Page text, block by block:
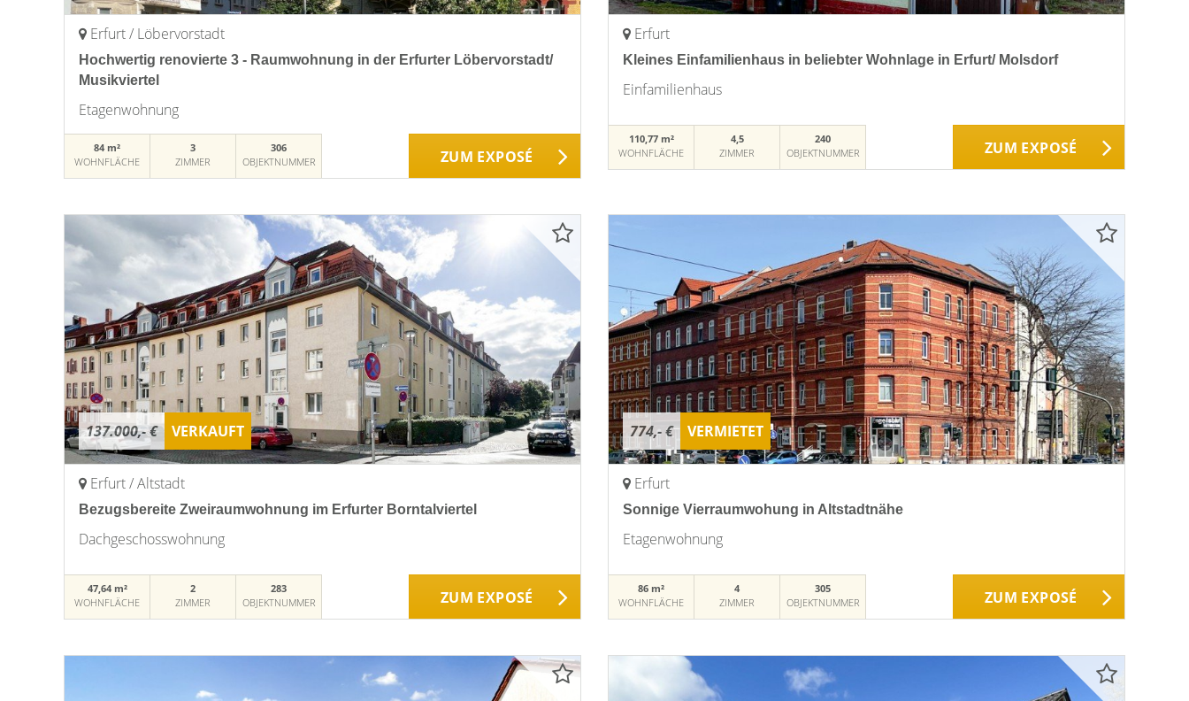
Erfurt / Löbervorstadt
Hochwertig renovierte 3 - Raumwohnung in der Erfurter Löbervorstadt/
Musikviertel
Etagenwohnung
84 m²
WOHNFLÄCHE
3
ZIMMER
306
OBJEKTNUMMER
ZUM EXPOSÉ
Erfurt
Kleines Einfamilienhaus in beliebter Wohnlage in Erfurt/ Molsdorf
Einfamilienhaus
110,77 m²
WOHNFLÄCHE
4,5
ZIMMER
240
OBJEKTNUMMER
ZUM EXPOSÉ
137.000,- € VERKAUFT
Erfurt / Altstadt
Bezugsbereite Zweiraumwohnung im Erfurter Borntalviertel
Dachgeschosswohnung
47,64 m²
WOHNFLÄCHE
2
ZIMMER
283
OBJEKTNUMMER
ZUM EXPOSÉ
774,- € VERMIETET
Erfurt
Sonnige Vierraumwohung in Altstadtnähe
Etagenwohnung
86 m²
WOHNFLÄCHE
4
ZIMMER
305
OBJEKTNUMMER
ZUM EXPOSÉ